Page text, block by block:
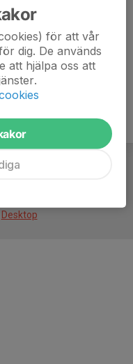
Desktop
för att vår
dig. De används
att hjälpa oss att